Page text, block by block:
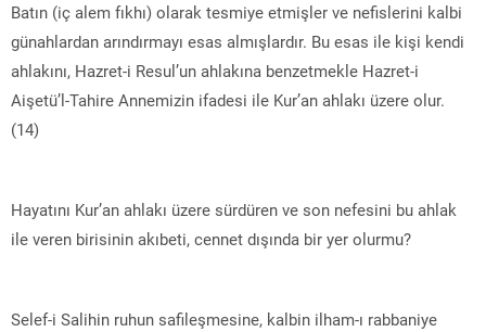
Batın (iç alem fıkhı) olarak tesmiye etmişler ve nefislerini kalbi
günahlardan arındırmayı esas almışlardır. Bu esas ile kişi kendi
ahlakını, Hazret-i Resul’un ahlakına benzetmekle Hazret-i
Aişetü’l-Tahire Annemizin ifadesi ile Kur’an ahlakı üzere olur.
(14)
Hayatını Kur’an ahlakı üzere sürdüren ve son nefesini bu ahlak
ile veren birisinin akıbeti, cennet dışında bir yer olurmu?
Selef-i Salihin ruhun safileşmesine, kalbin ilham-ı rabbaniye